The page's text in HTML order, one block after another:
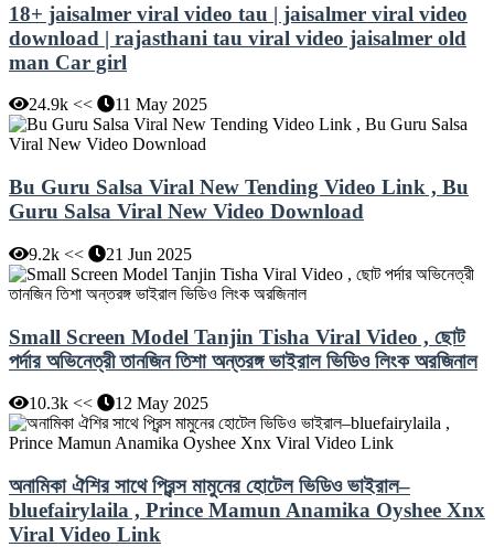
18+ jaisalmer viral video tau | jaisalmer viral video
download | rajasthani tau viral video jaisalmer old
man Car girl
24.9k << 11 May 2025
Bu Guru Salsa Viral New Tending Video Link , Bu
Guru Salsa Viral New Video Download
9.2k << 21 Jun 2025
Small Screen Model Tanjin Tisha Viral Video , ছোট
পর্দার অভিনেত্রী তানজিন তিশা অন্তরঙ্গ ভাইরাল ভিডিও লিংক অরজিনাল
10.3k << 12 May 2025
অনামিকা ঐশির সাথে প্রিন্স মামুনের হোটেল ভিডিও ভাইরাল–
bluefairylaila , Prince Mamun Anamika Oyshee Xnx
Viral Video Link